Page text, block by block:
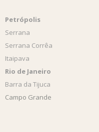
Petrópolis
Serrana
Serrana Corrêa
Itaipava
Rio de Janeiro
Barra da Tijuca
Campo Grande